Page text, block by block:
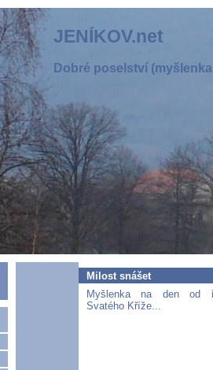
JENÍKOV.net
Dobré poselství
Milost snášet
Myšlenka na den od
Svatého Kříže...